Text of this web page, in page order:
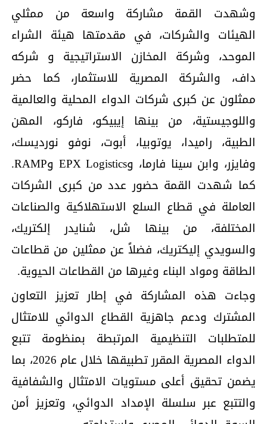
وشهدت القمة مشاركة واسعة من ممثلي
الهيئات والشركات، في مقدمتها هيئة الشراء
الموحد، وشركة المخازن الاستراتيجية و شركه
داف، والشركة المصرية للاستثمار، كما حضر
ممثلون عن كبرى شركات الدواء المحلية والعالمية
واللوجيستية، من بينها إيبيكو، فاركو، المهن
الطبية، راميدا، يوتوبيا، أبوت، نوفو نورديسك،
وفايزر، وابن سينا فارما، وEPX Logistics وRAMP.
كما شهدت القمة حضور عدد من كبرى الشركات
العاملة في قطاع السلع الاستهلاكية والصناعات
المختلفة، من بينها شل، شنايدر إلكتريك،
والسويدي إليكتريك، فضلاً عن ممثلين من قطاعات
الطاقة ومواد البناء وغيرها من القطاعات الحيوية.
وجاءت هذه المشاركة في إطار تعزيز التعاون
المشترك ودعم جاهزية القطاع الدوائي للامتثال
للمتطلبات التنظيمية المرتبطة بمنظومة تتبع
الدواء المصرية المقرر تطبيقها خلال عام 2026، بما
يضمن تحقيق أعلى مستويات الامتثال والشفافية
والتتبع عبر سلسلة الإمداد الدوائي، وتعزيز أمن